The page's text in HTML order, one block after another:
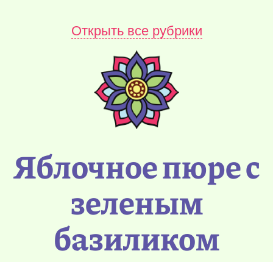
Открыть все рубрики
Яблочное пюре с
зеленым
базиликом